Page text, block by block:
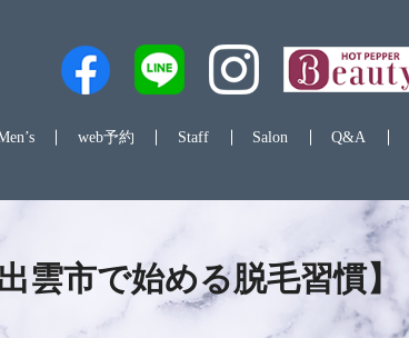
web予約 Staff Salon Q&A
雲市で始める脱毛習慣】